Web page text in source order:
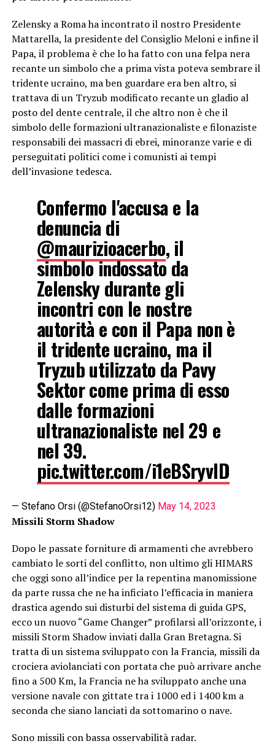
Zelensky a Roma ha incontrato il nostro Presidente
Mattarella, la presidente del Consiglio Meloni e infine il
Papa, il problema è che lo ha fatto con una felpa nera
recante un simbolo che a prima vista poteva sembrare il
tridente ucraino, ma ben guardare era ben altro, si
trattava di un Tryzub modificato recante un gladio al
posto del dente centrale, il che altro non è che il
simbolo delle formazioni ultranazionaliste e filonaziste
responsabili dei massacri di ebrei, minoranze varie e di
perseguitati politici come i comunisti ai tempi
dell’invasione tedesca.
Confermo l'accusa e la
denuncia di
@maurizioacerbo, il
simbolo indossato da
Zelensky durante gli
incontri con le nostre
autorità e con il Papa non è
il tridente ucraino, ma il
Tryzub utilizzato da Pavy
Sektor come prima di esso
dalle formazioni
ultranazionaliste nel 29 e
nel 39.
pic.twitter.com/i1eBSryvlD
— Stefano Orsi (@StefanoOrsi12) May 14, 2023
Missili Storm Shadow
Dopo le passate forniture di armamenti che avrebbero
cambiato le sorti del conflitto, non ultimo gli HIMARS
che oggi sono all’indice per la repentina manomissione
da parte russa che ne ha inficiato l’efficacia in maniera
drastica agendo sui disturbi del sistema di guida GPS,
ecco un nuovo “Game Changer” profilarsi all’orizzonte, i
missili Storm Shadow inviati dalla Gran Bretagna. Si
tratta di un sistema sviluppato con la Francia, missili da
crociera aviolanciati con portata che può arrivare anche
fino a 500 Km, la Francia ne ha sviluppato anche una
versione navale con gittate tra i 1000 ed i 1400 km a
seconda che siano lanciati da sottomarino o nave.
Sono missili con bassa osservabilità radar.